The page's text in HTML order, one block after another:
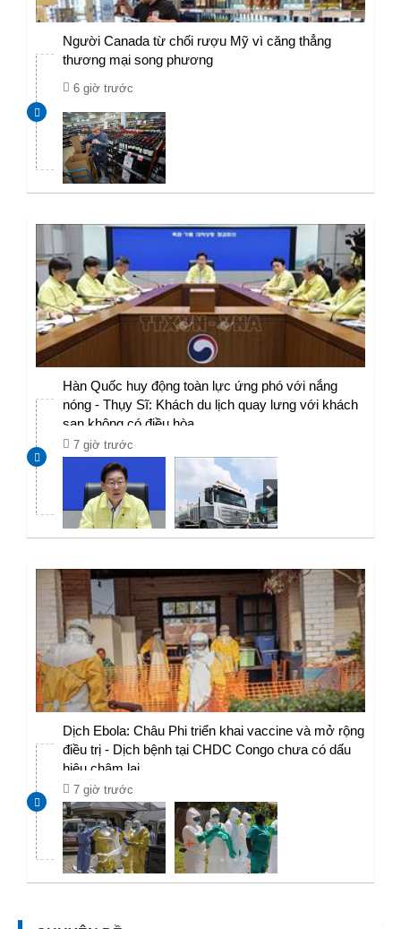
Người Canada từ chối rượu Mỹ vì căng thẳng
thương mại song phương
6 giờ trước
Hàn Quốc huy động toàn lực ứng phó với nắng
nóng - Thụy Sĩ: Khách du lịch quay lưng với khách
sạn không có điều hòa
7 giờ trước
Dịch Ebola: Châu Phi triển khai vaccine và mở rộng
điều trị - Dịch bệnh tại CHDC Congo chưa có dấu
hiệu chậm lại
7 giờ trước